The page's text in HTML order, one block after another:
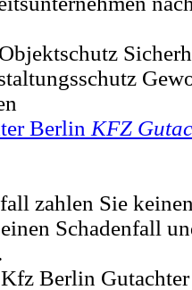
Berlin KFZ
zahlen Sie
Schadenfall
Berlin